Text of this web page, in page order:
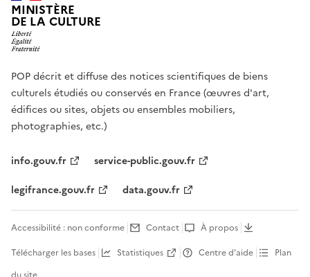
MINISTÈRE
DE LA CULTURE
POP décrit et diffuse des notices scientifiques de biens
culturels étudiés ou conservés en France (œuvres d'art,
édifices ou sites, objets ou ensembles mobiliers,
photographies, etc.)
info.gouv.fr
service-public.gouv.fr
legifrance.gouv.fr
data.gouv.fr
Accessibilité : non conforme Contact
À propos
Télécharger les bases
Statistiques Centre d’aide
Plan